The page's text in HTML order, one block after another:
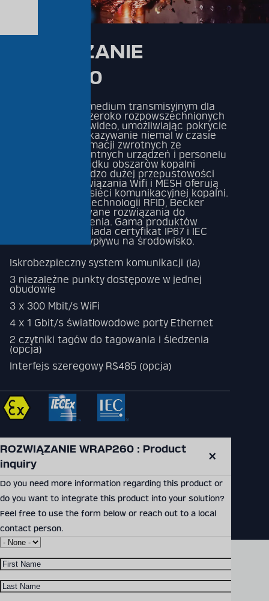
Szczegółowe informacje
techniczne na temat
produktów można znaleźć
ROZWIĄZANIE
WRAP260
Wifi jest idealnym medium transmisyjnym dla
cyfrowego głosu, szeroko rozpowszechnionych
danych i sygnałów wideo, umożliwiając pokrycie
całej kopalni i przekazywanie niemal w czasie
rzeczywistym informacji zwrotnych ze
wszystkich inteligentnych urządzeń i personelu
w kopalni. W przypadku obszarów kopalni
wymagających bardzo dużej przepustowości
danych, nasze rozwiązania Wifi i MESH oferują
szybki dodatek do sieci komunikacyjnej kopalni.
Dzięki najnowszej technologii RFID, Becker
oferuje zaawansowane rozwiązania do
znakowania i śledzenia. Gama produktów
WRAP310 i 260 posiada certyfikat IP67 i IEC
60068 w zakresie wpływu na środowisko.
Iskrobezpieczny system komunikacji (ia)
3 niezależne punkty dostępowe w jednej
obudowie
3 x 300 Mbit/s WiFi
4 x 1 Gbit/s światłowodowe porty Ethernet
2 czytniki tagów do tagowania i śledzenia
(opcja)
Interfejs szeregowy RS485 (opcja)
SEND PRODUCT INQUIRY
ROZWIĄZANIE WRAP260 : Product
inquiry
Do you need more information regarding this product or
do you want to integrate this product into your solution?
Feel free to use the form below or reach out to a local
contact person.
On this page
General information
Product benefits
Expert contact